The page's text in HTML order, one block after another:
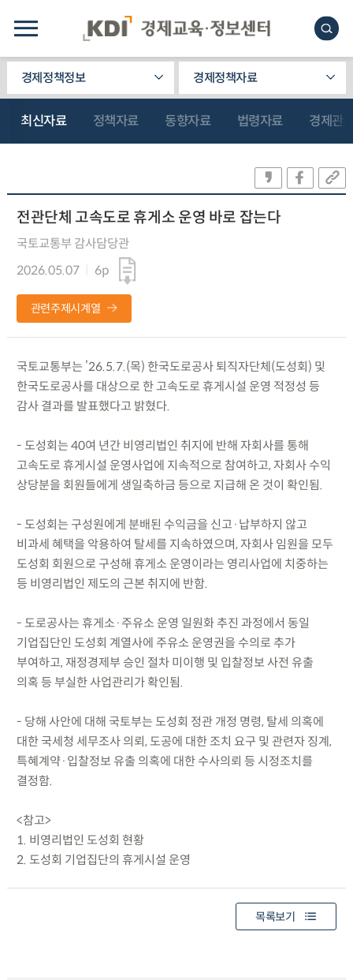
경제정책정보 경제정책자료
최신자료 정책자료 동향자료 법령자료 경제관
전관단체 고속도로 휴게소 운영 바로 잡는다
국토교통부 감사담당관
2026.05.07
6p
관련주제시계열
국토교통부는 ’26.5.7.(목) 한국도로공사 퇴직자단체(도성회) 및
한국도로공사를 대상으로 한 고속도로 휴게시설 운영 적정성 등
감사 결과를 발표했다고 밝혔다.
- 도성회는 40여 년간 비영리법인 취지에 반해 자회사를 통해
고속도로 휴게시설 운영사업에 지속적으로 참여하고, 자회사 수익
상당분을 회원들에게 생일축하금 등으로 지급해 온 것이 확인됨.
- 도성회는 구성원에게 분배된 수익금을 신고·납부하지 않고
비과세 혜택을 악용하여 탈세를 지속하였으며, 자회사 임원을 모두
도성회 회원으로 구성해 휴게소 운영이라는 영리사업에 치중하는
등 비영리법인 제도의 근본 취지에 반함.
- 도로공사는 휴게소·주유소 운영 일원화 추진 과정에서 동일
기업집단인 도성회 계열사에 주유소 운영권을 수의로 추가
부여하고, 재정경제부 승인 절차 미이행 및 입찰정보 사전 유출
의혹 등 부실한 사업관리가 확인됨.
- 당해 사안에 대해 국토부는 도성회 정관 개정 명령, 탈세 의혹에
대한 국세청 세무조사 의뢰, 도공에 대한 조치 요구 및 관련자 징계,
특혜계약·입찰정보 유출 의혹에 대한 수사의뢰 등 시정조치를
결정함.
<참고>
1. 비영리법인 도성회 현황
2. 도성회 기업집단의 휴게시설 운영
목록보기